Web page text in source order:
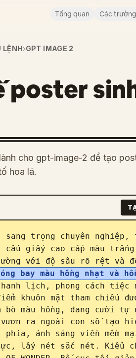
Tổng quan Các
LỆNH›GPT IMAGE 2
poster
cho gpt-image-2 để tạo
hoa lá.
sang trọng chuyên
giấy cao cấp màu
với độ sâu rõ rệt và
bay màu hồng nhạt và
lịch, phong cách tiệc
khuôn mặt tham chiếu
bò màu hồng, đang cười
vươn ra ngoài con số tạo
phía, ánh sáng viền mềm
lấy nét sắc nét. Kiểu